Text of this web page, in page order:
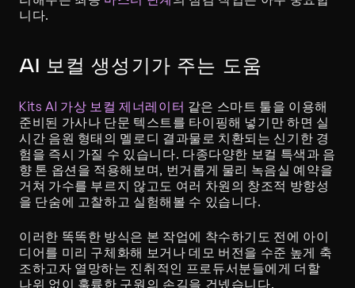
니다.
AI 보컬 생성기가 주는 도움
Kits AI 가상 보컬 제너레이터 같은 스마트 툴을 이용해
준비된 가사나 단문 텍스트를 타이핑해 넣기만 하면 실
시간 음원 형태의 멜로디 결과물로 치환되는 신기한 경
험을 즉시 가질 수 있습니다. 다종다양한 보컬 특색과 음
향 톤 옵션을 적용해보며, 번거롭게 물리 녹음실 예약을
거쳐 가수를 부르지 않고도 여러 차원의 창조적 방향성
을 단숨에 고찰하고 실험해볼 수 있습니다.
이러한 똑똑한 방식은 본 작업에 착수하기도 전에 아이
디어를 미리 구체화해 보거나 데모 버전을 수준 높게 축
조하고자 열망하는 진취적인 프로듀서분들에게 더할
나위 없이 훌륭한 구원의 손길을 건넸습니다.